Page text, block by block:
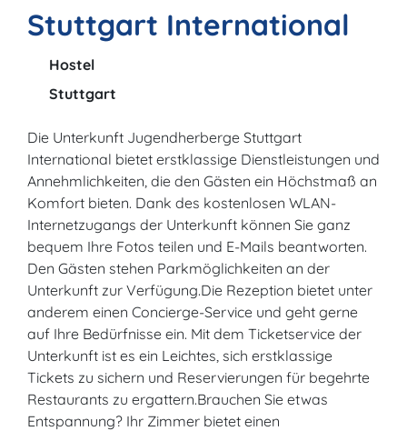
Stuttgart International
Hostel
Stuttgart
Die Unterkunft Jugendherberge Stuttgart
International bietet erstklassige Dienstleistungen und
Annehmlichkeiten, die den Gästen ein Höchstmaß an
Komfort bieten. Dank des kostenlosen WLAN-
Internetzugangs der Unterkunft können Sie ganz
bequem Ihre Fotos teilen und E-Mails beantworten.
Den Gästen stehen Parkmöglichkeiten an der
Unterkunft zur Verfügung.Die Rezeption bietet unter
anderem einen Concierge-Service und geht gerne
auf Ihre Bedürfnisse ein. Mit dem Ticketservice der
Unterkunft ist es ein Leichtes, sich erstklassige
Tickets zu sichern und Reservierungen für begehrte
Restaurants zu ergattern.Brauchen Sie etwas
Entspannung? Ihr Zimmer bietet einen